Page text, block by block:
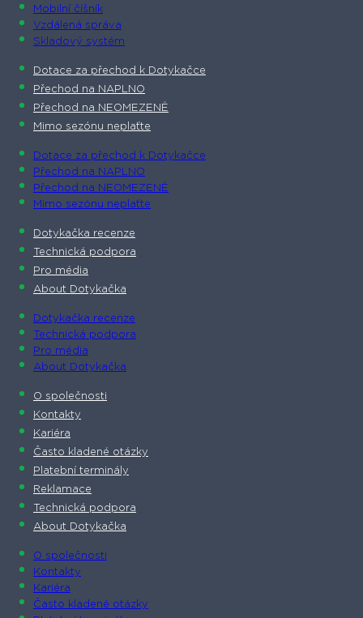
Mobilní číšník
Vzdálená správa
Skladový systém
Dotace za přechod k Dotykačce
Přechod na NAPLNO
Přechod na NEOMEZENĚ
Mimo sezónu neplaťte
Dotace za přechod k Dotykačce
Přechod na NAPLNO
Přechod na NEOMEZENĚ
Mimo sezónu neplaťte
Dotykačka recenze
Technická podpora
Pro média
About Dotykačka
Dotykačka recenze
Technická podpora
Pro média
About Dotykačka
O společnosti
Kontakty
Kariéra
Často kladené otázky
Platební terminály
Reklamace
Technická podpora
About Dotykačka
O společnosti
Kontakty
Kariéra
Často kladené otázky